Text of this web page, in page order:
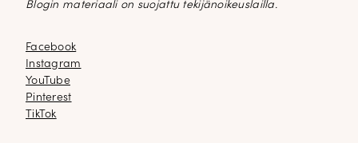
Blogin materiaali on suojattu tekijänoikeuslailla.
Facebook
Facebook
Instagram
Instagram
YouTube
YouTube
Pinterest
Pinterest
TikTok
TikTok